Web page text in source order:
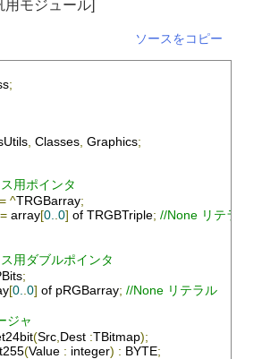
用モジュール]
ソースをコピー
;
Classes Graphics;
用ポインタ
= ^TRGBarray;
= array[0. 0] of TRGBTriple; //None リテラル
用ダブルポインタ
;
[0. 0] of pRGBarray; //None リテラル
ジャ
(Src Dest :TBitmap);
(Value : integer) : BYTE;